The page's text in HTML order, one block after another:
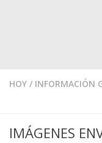
HOY / INFORMACIÓN
IMÁGENES